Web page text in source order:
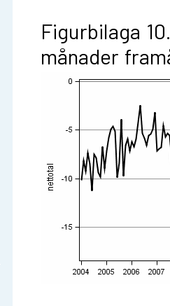
Figurbilaga
månader